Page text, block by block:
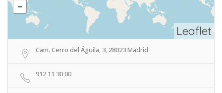
Leaflet
Cam. Cerro del Águila, 3, 28023 Madrid
912 11 30 00